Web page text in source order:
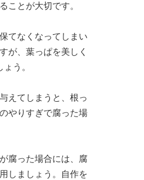
ことが大切です。
てなくなってしまい
が、葉っぱを美しく
う。
えてしまうと、根っ
やりすぎで腐った場
腐った場合には、腐
しましょう。自作を